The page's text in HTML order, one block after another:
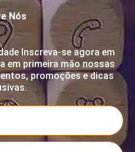
Nós
Inscreva-se agora em
em primeira mão nossas
promoções e dicas